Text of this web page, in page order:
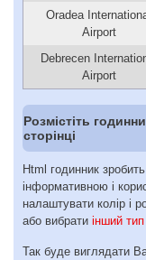
Oradea
Airport
Debrecen
Airport
Розмістіть
сторінці
Html годинник
інформативною і
налаштувати колір і
або вибрати інший
Так буде виглядати